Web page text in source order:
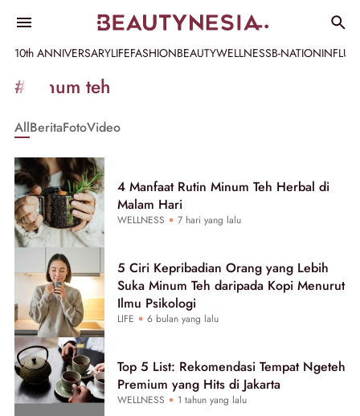
10th ANNIVERSARYLIFEFASHIONBEAUTYWELLNESSB-NATION
Informasi
[GET_DATA_TITLE]
Beautynesia
#minum teh
AllBeritaFotoVideo
4 Manfaat Rutin Minum Teh Herbal di
Malam Hari
WELLNESS 7 hari yang lalu
5 Ciri Kepribadian Orang yang Lebih
Suka Minum Teh daripada Kopi Menurut
Ilmu Psikologi
LIFE 6 bulan yang lalu
Top 5 List: Rekomendasi Tempat Ngeteh
Premium yang Hits di Jakarta
WELLNESS 1 tahun yang lalu